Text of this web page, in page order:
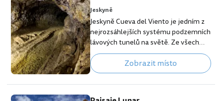
Jeskyně
Jeskyně Cueva del Viento je jedním z
nejrozsáhlejších systému podzemních
lávových tunelů na světě. Ze všech
prozkoumaných vulkanických jeskyní
je Cueva del Viento se svými 17 km
tunelů 5. nejdelší systém na světě. Při
návštěvě budete místy žasnout nad
tím, že jeskyně jsou čistě přírodního
Zobrazit místo